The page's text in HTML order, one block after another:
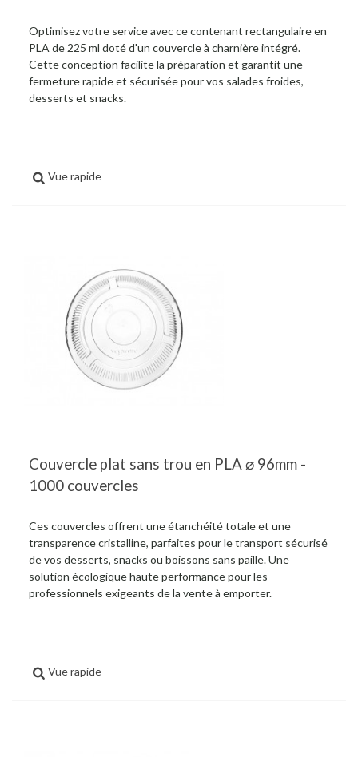
Optimisez votre service avec ce contenant rectangulaire en
PLA de 225 ml doté d'un couvercle à charnière intégré.
Cette conception facilite la préparation et garantit une
fermeture rapide et sécurisée pour vos salades froides,
desserts et snacks.
Vue rapide
Couvercle plat sans trou en PLA ⌀ 96mm -
1000 couvercles
Ces couvercles offrent une étanchéité totale et une
transparence cristalline, parfaites pour le transport sécurisé
de vos desserts, snacks ou boissons sans paille. Une
solution écologique haute performance pour les
professionnels exigeants de la vente à emporter.
Vue rapide